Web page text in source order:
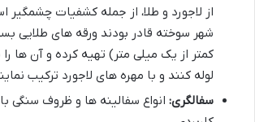
از لاجورد و طلا، از جمله کشفیات
شهر سوخته قادر بودند ورقه های طلایی
کمتر از یک میلی متر) تهیه کرده و آن ها
لوله کنند و با مهره های لاجورد ترکیب
سفالگری: انواع سفالینه ها و ظروف سنگی